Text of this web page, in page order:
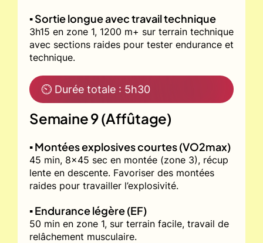
▪️ Sortie longue avec travail technique
3h15 en zone 1, 1200 m+ sur terrain technique
avec sections raides pour tester endurance et
technique.
⏲ Durée totale : 5h30
Semaine 9 (Affûtage)
▪️ Montées explosives courtes (VO2max)
45 min, 8x45 sec en montée (zone 3), récup
lente en descente. Favoriser des montées
raides pour travailler l’explosivité.
▪️ Endurance légère (EF)
50 min en zone 1, sur terrain facile, travail de
relâchement musculaire.